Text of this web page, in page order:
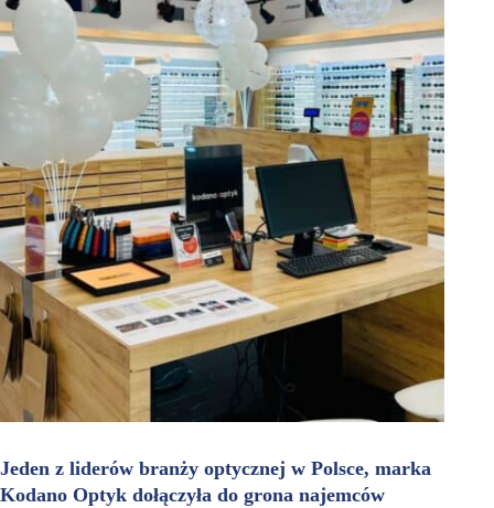
Jeden z liderów branży optycznej w Polsce, marka
Kodano Optyk dołączyła do grona najemców